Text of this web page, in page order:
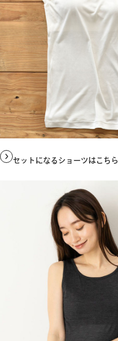
セットになるショーツはこちら